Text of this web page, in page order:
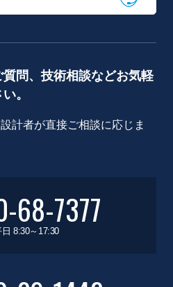
問、技術相談などお気軽
。
計者が直接ご相談に応じま
68-7377
8:30～17:30